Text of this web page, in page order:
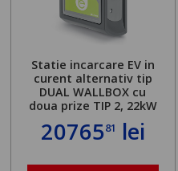
Statie incarcare EV in
curent alternativ tip
DUAL WALLBOX cu
doua prize TIP 2, 22kW
2076581 lei